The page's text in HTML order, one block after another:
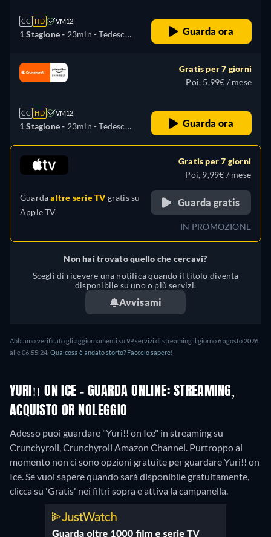
CC HD VM12
1 Stagione - 23min - Tedesco,
Giapponese, Portoghese
Guarda ora
CC HD VM12
1 Stagione - 23min - Tedesco,
Giapponese, Portoghese
Gratis per 7 giorni
Poi, 5,99€ / mese
Guarda ora
Guardaaltre serie TVgratis su
Apple TV
Gratis per 7 giorni
Poi, 9,99€ / mese
Guarda gratis
IN PROMOZIONE
Non hai trovato quello che cercavi?
Scegli di ricevere una notifica quando il titolo diventa
disponibile su uno o più servizi.
Avvisami
Abbiamo verificato gli aggiornamenti su 99 servizi di streaming il giorno 6 agosto 2026
alle 06:55:24. Qualcosa è andato storto? Faccelo sapere!
YURI!! ON ICE - GUARDA ONLINE: STREAMING,
ACQUISTO OR NOLEGGIO
Adesso puoi guardare "Yuri!! on Ice" in streaming su
Crunchyroll, Crunchyroll Amazon Channel. Purtroppo al
momento non ci sono opzioni gratuite per guardare Yuri!! on
Ice. Se vuoi sapere quando sarà disponibile gratuitamente,
clicca su 'Gratis' nei filtri sopra e attiva la campanella.